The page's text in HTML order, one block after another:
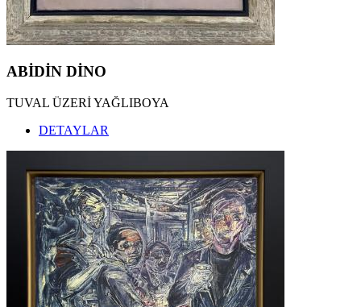
ABİDİN DİNO
TUVAL ÜZERİ YAĞLIBOYA
DETAYLAR